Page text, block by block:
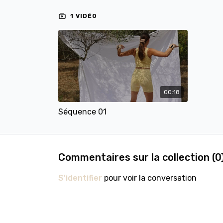
1 VIDÉO
00:18
Séquence 01
Commentaires sur la collection (0
S'identifier pour voir la conversation